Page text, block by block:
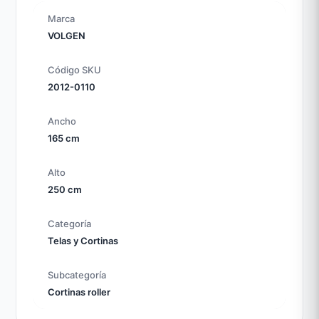
Marca
VOLGEN
Código SKU
2012-0110
Ancho
165 cm
Alto
250 cm
Categoría
Telas y Cortinas
Subcategoría
Cortinas roller